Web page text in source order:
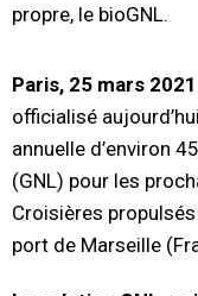
propre, le bioGNL.
Paris, 25 mars 2021
officialisé
annuelle d’environ
(GNL) pour les
Croisières
port de Marseille